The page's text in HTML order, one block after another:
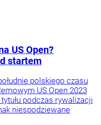
US Open?
startem
polskiego czasu
US Open 2023
podczas rywalizacji
niespodziewane